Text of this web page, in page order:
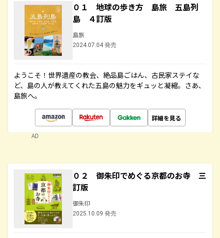
０１ 地球の歩き方 島旅 五島列
島 ４訂版
島旅
2024.07.04 発売
ようこそ！世界遺産の教会、絶品島ごはん、古民家ステイな
ど、島の人が教えてくれた五島の魅力をギュッと凝縮。さあ、
島旅へ。
詳細を見る
AD
０２ 御朱印でめぐる京都のお寺 三
訂版
御朱印
2025.10.09 発売